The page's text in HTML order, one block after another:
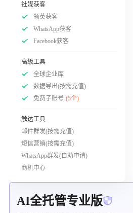
社媒获客
领英获客
WhatsApp获客
Facebook获客
高级工具
全球企业库
数据导出(按需充值)
免费子账号 (5个)
触达工具
邮件群发(按需充值)
短信营销(按需充值)
WhatsApp群发(自助申请)
商机中心
AI全托管专业版